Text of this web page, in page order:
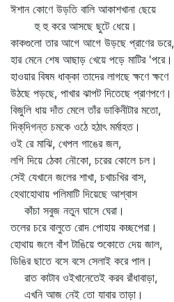
ঈশান কোণে উড়তি বালি আকাশখানা ছেয়ে
হু হু করে আসছে ছুটে ধেয়ে।
কাকগুলো তার আগে আগে উড়ছে প্রাণের ডরে,
হার মেনে শেষ আছাড় খেয়ে পড়ে মাটির 'পরে।
হাওয়ার বিষম ধাক্কা তাদের লাগছে ক্ষণে ক্ষণে
উঠছে পড়ছে, পাখার ঝাপট দিতেছে প্রাণপণে।
বিজুলি ধায় দাঁত মেলে তাঁর ডাকিনীটার মতো,
দিক্‌দিগন্ত চমকে ওঠে হঠাৎ মর্মাহত।
ওই রে মাঝি, খেপল গাঙের জল,
লগি দিয়ে ঠেকা নৌকো, চরের কোলে চল।
সেই যেখানে জলের শাখা, চখাচখির বাস,
হেথাহোথায় পলিমাটি দিয়েছে আশ্বাস
কাঁচা সবুজ নতুন ঘাসে ঘেরা।
তলের চরে বালুতে রোদ পোহায় কচ্ছপেরা।
হোথায় জলে বাঁশ টাঙিয়ে শুকোতে দেয় জাল,
ডিঙির ছাতে বসে বসে সেলাই করে পাল।
রাত কাটাব ওইখানেতেই করব রাঁধাবাড়া,
এখনি আজ নেই তো যাবার তাড়া।